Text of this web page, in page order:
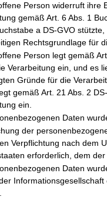
Person widerruft ihre
gemäß Art. 6 Abs. 1
a DS-GVO
Rechtsgrundlage für
Person legt gemäß
Verarbeitung ein, und es
Gründe für die
gemäß Art. 21 Abs. 2
ein.
Daten
der
Verpflichtung nach dem
erforderlich, dem
Daten